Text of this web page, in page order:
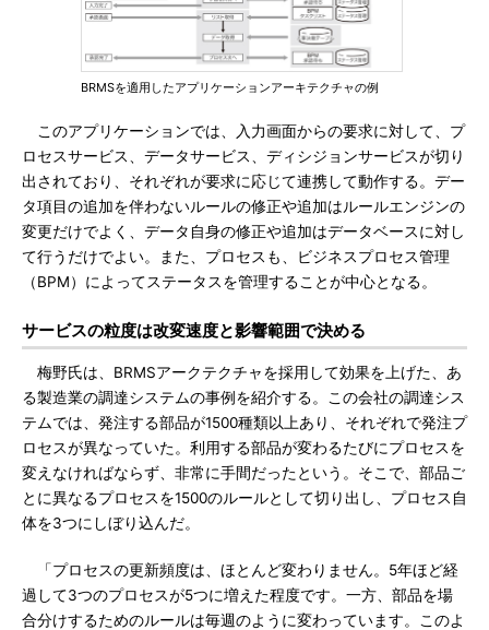
BRMSを適用したアプリケーションアーキテクチャの例
このアプリケーションでは、入力画面からの要求に対して、プ
ロセスサービス、データサービス、ディシジョンサービスが切り
出されており、それぞれが要求に応じて連携して動作する。デー
タ項目の追加を伴わないルールの修正や追加はルールエンジンの
変更だけでよく、データ自身の修正や追加はデータベースに対し
て行うだけでよい。また、プロセスも、ビジネスプロセス管理
（BPM）によってステータスを管理することが中心となる。
サービスの粒度は改変速度と影響範囲で決める
梅野氏は、BRMSアークテクチャを採用して効果を上げた、あ
る製造業の調達システムの事例を紹介する。この会社の調達シス
テムでは、発注する部品が1500種類以上あり、それぞれで発注プ
ロセスが異なっていた。利用する部品が変わるたびにプロセスを
変えなければならず、非常に手間だったという。そこで、部品ご
とに異なるプロセスを1500のルールとして切り出し、プロセス自
体を3つにしぼり込んだ。
「プロセスの更新頻度は、ほとんど変わりません。5年ほど経
過して3つのプロセスが5つに増えた程度です。一方、部品を場
合分けするためのルールは毎週のように変わっています。このよ